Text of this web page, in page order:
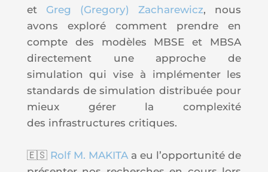
et
Greg (Gregory) Zacharewicz, nous
avons exploré comment prendre en
compte des modèles
MBSE et
MBSA
directement une approche de
simulation qui vise à implémenter les
standards de simulation distribuée pour
mieux gérer la complexité
des infrastructures critiques.
🇪🇸 Rolf M. MAKITA a eu l’opportunité de